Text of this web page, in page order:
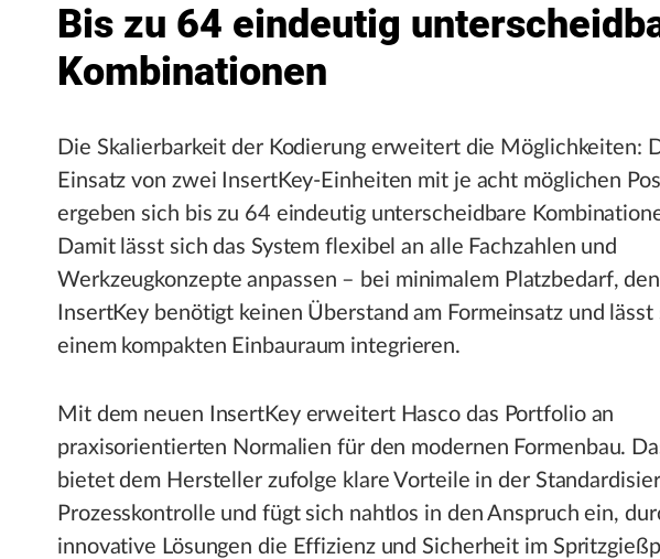
Bis zu 64 eindeutig
Kombinationen
Die Skalierbarkeit der Kodierung erweitert die Möglichkeiten:
Einsatz von zwei InsertKey-Einheiten mit je acht möglichen
ergeben sich bis zu 64 eindeutig unterscheidbare
Damit lässt sich das System flexibel an alle Fachzahlen und
Werkzeugkonzepte anpassen – bei minimalem Platzbedarf,
InsertKey benötigt keinen Überstand am Formeinsatz und lässt
einem kompakten Einbauraum integrieren.
Mit dem neuen InsertKey erweitert Hasco das Portfolio an
praxisorientierten Normalien für den modernen Formenbau.
bietet dem Hersteller zufolge klare Vorteile in der
Prozesskontrolle und fügt sich nahtlos in den Anspruch ein,
innovative Lösungen die Effizienz und Sicherheit im